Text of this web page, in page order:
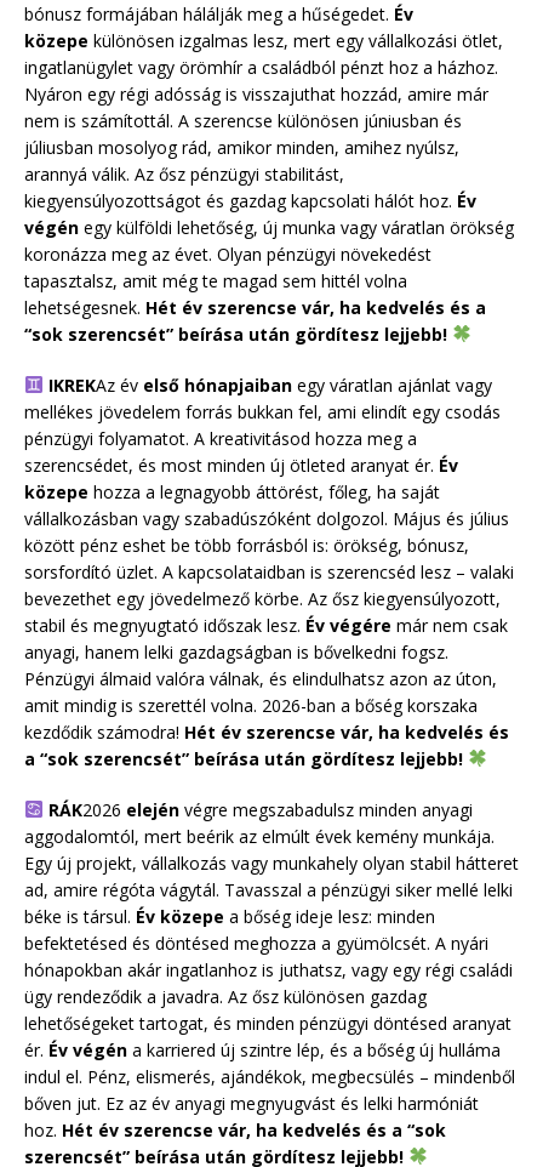
bónusz formájában hálálják meg a hűségedet. Év
közepe különösen izgalmas lesz, mert egy vállalkozási ötlet,
ingatlanügylet vagy örömhír a családból pénzt hoz a házhoz.
Nyáron egy régi adósság is visszajuthat hozzád, amire már
nem is számítottál. A szerencse különösen júniusban és
júliusban mosolyog rád, amikor minden, amihez nyúlsz,
arannyá válik. Az ősz pénzügyi stabilitást,
kiegyensúlyozottságot és gazdag kapcsolati hálót hoz. Év
végén egy külföldi lehetőség, új munka vagy váratlan örökség
koronázza meg az évet. Olyan pénzügyi növekedést
tapasztalsz, amit még te magad sem hittél volna
lehetségesnek. Hét év szerencse vár, ha kedvelés és a
“sok szerencsét” beírása után gördítesz lejjebb!
IKREKAz év első hónapjaibanegy váratlan ajánlat vagy
mellékes jövedelem forrás bukkan fel, ami elindít egy csodás
pénzügyi folyamatot. A kreativitásod hozza meg a
szerencsédet, és most minden új ötleted aranyat ér. Év
közepe hozza a legnagyobb áttörést, főleg, ha saját
vállalkozásban vagy szabadúszóként dolgozol. Május és július
között pénz eshet be több forrásból is: örökség, bónusz,
sorsfordító üzlet. A kapcsolataidban is szerencséd lesz – valaki
bevezethet egy jövedelmező körbe. Az ősz kiegyensúlyozott,
stabil és megnyugtató időszak lesz. Év végére már nem csak
anyagi, hanem lelki gazdagságban is bővelkedni fogsz.
Pénzügyi álmaid valóra válnak, és elindulhatsz azon az úton,
amit mindig is szerettél volna. 2026-ban a bőség korszaka
kezdődik számodra! Hét év szerencse vár, ha kedvelés és
a “sok szerencsét” beírása után gördítesz lejjebb!
RÁK2026 elejénvégre megszabadulsz minden anyagi
aggodalomtól, mert beérik az elmúlt évek kemény munkája.
Egy új projekt, vállalkozás vagy munkahely olyan stabil hátteret
ad, amire régóta vágytál. Tavasszal a pénzügyi siker mellé lelki
béke is társul. Év közepe a bőség ideje lesz: minden
befektetésed és döntésed meghozza a gyümölcsét. A nyári
hónapokban akár ingatlanhoz is juthatsz, vagy egy régi családi
ügy rendeződik a javadra. Az ősz különösen gazdag
lehetőségeket tartogat, és minden pénzügyi döntésed aranyat
ér. Év végén a karriered új szintre lép, és a bőség új hulláma
indul el. Pénz, elismerés, ajándékok, megbecsülés – mindenből
bőven jut. Ez az év anyagi megnyugvást és lelki harmóniát
hoz. Hét év szerencse vár, ha kedvelés és a “sok
szerencsét” beírása után gördítesz lejjebb!